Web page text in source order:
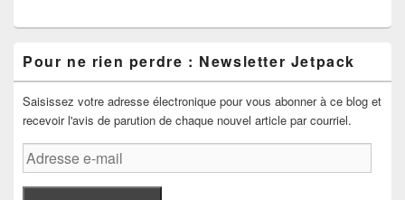
Pour ne rien perdre : Newsletter Jetpack
Saisissez votre adresse électronique pour vous abonner à ce blog et
recevoir l'avis de parution de chaque nouvel article par courriel.
Adresse
e-
mail